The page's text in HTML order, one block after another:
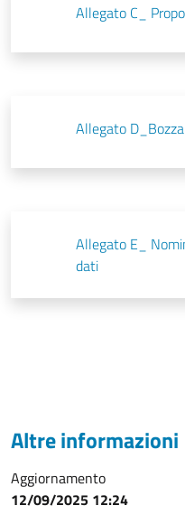
Allegato C_
Allegato
Allegato E_
dati
Altre informazioni
Aggiornamento
12/09/2025 12:24